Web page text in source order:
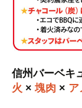
信州バーベキ
火 ×塊肉 × ア